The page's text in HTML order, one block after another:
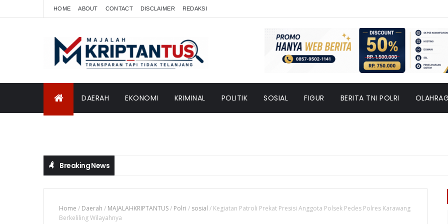
HOME ABOUT CONTACT DISCLAIMER REDAKSI
DAERAH EKONOMI KRIMINAL POLITIK SOSIAL FIGUR BERITA TNI POLRI
Breaking News
Home / Daerah / MAJALAHKRIPTANTUS/ Polri / sosial / Kegiatan Patroli Prekat Presisi Anggota Polsek Pedes Polres Karawang
Berkeliling Wilayahnya